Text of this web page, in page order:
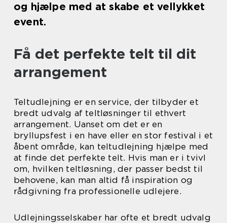
og hjælpe med at skabe et vellykket
event.
Få det perfekte telt til dit
arrangement
Teltudlejning er en service, der tilbyder et
bredt udvalg af teltløsninger til ethvert
arrangement. Uanset om det er en
bryllupsfest i en have eller en stor festival i et
åbent område, kan teltudlejning hjælpe med
at finde det perfekte telt. Hvis man er i tvivl
om, hvilken teltløsning, der passer bedst til
behovene, kan man altid få inspiration og
rådgivning fra professionelle udlejere.
Udlejningsselskaber har ofte et bredt udvalg